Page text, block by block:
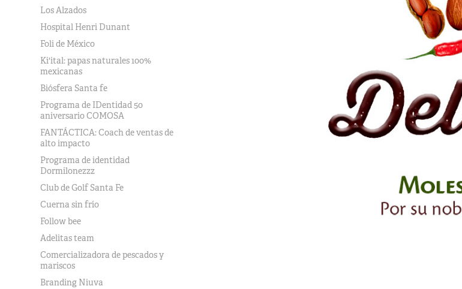
Los Alzados
Hospital Henri Dunant
Foli de México
Ki'ital: papas naturales 100%
mexicanas
Biósfera Santa fe
Programa de IDentidad 50
aniversario COMOSA
FANTÁCTICA: Coach de ventas de
alto impacto
Programa de identidad
Dormilonezzz
Club de Golf Santa Fe
Cuerna sin frío
Follow bee
Adelitas team
Comercializadora de pescados y
mariscos
Branding Niuva